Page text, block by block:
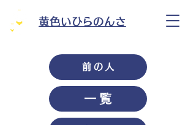
黄色いひらのんさ
前の人
一覧